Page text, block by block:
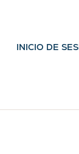
INICIO DE